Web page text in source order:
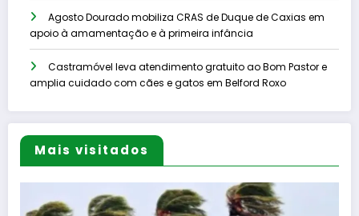
Agosto Dourado mobiliza CRAS de Duque de Caxias em
apoio à amamentação e à primeira infância
Castramóvel leva atendimento gratuito ao Bom Pastor e
amplia cuidado com cães e gatos em Belford Roxo
Mais visitados